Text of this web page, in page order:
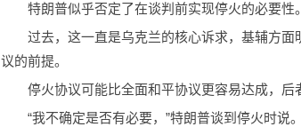
特朗普似乎否定了在谈判前实现停火的必要性。
过去，这一直是乌克兰的核心诉求，基辅方
议的前提。
停火协议可能比全面和平协议更容易达成，后
“我不确定是否有必要，”特朗普谈到停火时说。